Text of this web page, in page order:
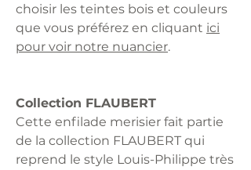
choisir les teintes bois et couleurs
que vous préférez en cliquant ici
pour voir notre nuancier.
Collection FLAUBERT
Cette enfilade merisier fait partie
de la collection FLAUBERT qui
reprend le style Louis-Philippe très